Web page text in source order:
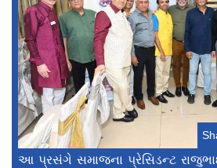
આ પ્રસંગે સમાજના પ્રેસિડન્ટ